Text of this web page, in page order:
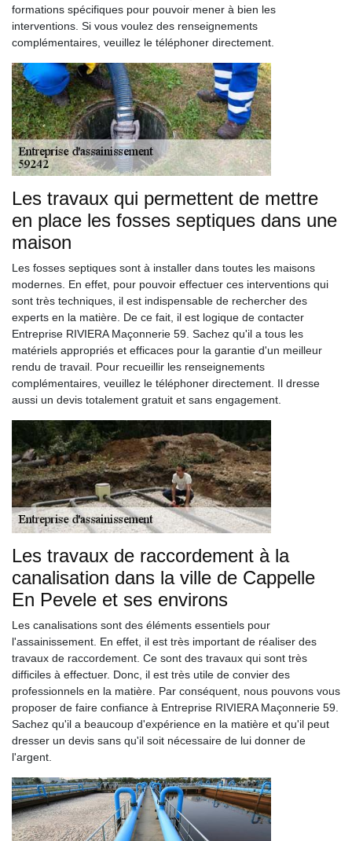
formations spécifiques pour pouvoir mener à bien les
interventions. Si vous voulez des renseignements
complémentaires, veuillez le téléphoner directement.
Les travaux qui permettent de mettre
en place les fosses septiques dans une
maison
Les fosses septiques sont à installer dans toutes les maisons
modernes. En effet, pour pouvoir effectuer ces interventions qui
sont très techniques, il est indispensable de rechercher des
experts en la matière. De ce fait, il est logique de contacter
Entreprise RIVIERA Maçonnerie 59. Sachez qu'il a tous les
matériels appropriés et efficaces pour la garantie d'un meilleur
rendu de travail. Pour recueillir les renseignements
complémentaires, veuillez le téléphoner directement. Il dresse
aussi un devis totalement gratuit et sans engagement.
Les travaux de raccordement à la
canalisation dans la ville de Cappelle
En Pevele et ses environs
Les canalisations sont des éléments essentiels pour
l'assainissement. En effet, il est très important de réaliser des
travaux de raccordement. Ce sont des travaux qui sont très
difficiles à effectuer. Donc, il est très utile de convier des
professionnels en la matière. Par conséquent, nous pouvons vous
proposer de faire confiance à Entreprise RIVIERA Maçonnerie 59.
Sachez qu'il a beaucoup d'expérience en la matière et qu'il peut
dresser un devis sans qu'il soit nécessaire de lui donner de
l'argent.